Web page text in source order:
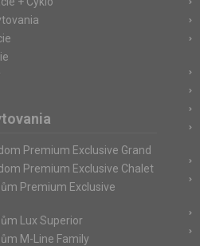
Premium Exclusive Grand
Premium Exclusive Chalet
Premium Exclusive
Lux Superior
M-Line Family